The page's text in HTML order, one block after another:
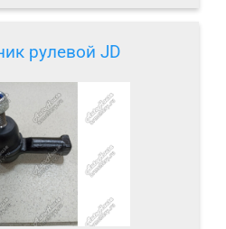
рулевой JD